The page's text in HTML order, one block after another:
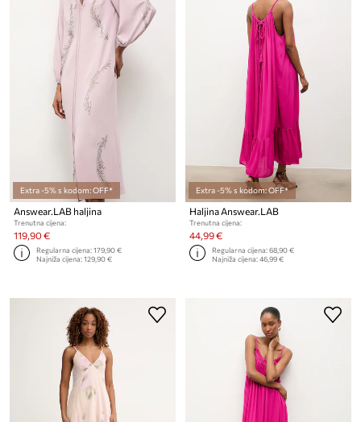
Extra -5% s kodom: OFF*
Answear.LAB haljina
Trenutna cijena:
119,90 €
Regularna cijena:179,90 €
Najniža cijena:129,90 €
Extra -5% s kodom: OFF*
Haljina Answear.LAB
Trenutna cijena:
44,99 €
Regularna cijena:68,90 €
Najniža cijena:46,99 €